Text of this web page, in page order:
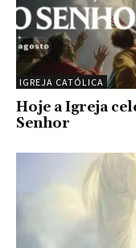
IGREJA CATÓLICA
Hoje a Igreja
Senhor